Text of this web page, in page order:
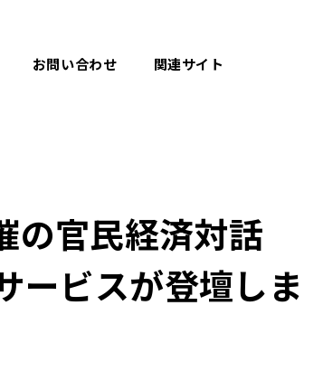
お問い合わせ 関連サイト
の官民経済対話
ービスが登壇しま